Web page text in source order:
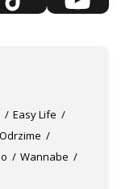
Easy Life
Odrzime
Wannabe